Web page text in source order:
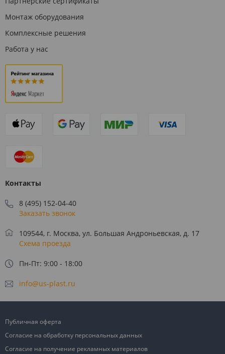
Монтаж оборудования
Комплексные решения
Работа у нас
Контакты
8 (495) 152-04-40
Заказать звонок
109544, г. Москва, ул. Большая Андроньевская, д. 17
Схема проезда
Пн-Пт: 9:00 - 18:00
info@us-plast.ru
Публичная оферта
Согласие на обработку персональных данных
Согласие на получение рекламных материалов